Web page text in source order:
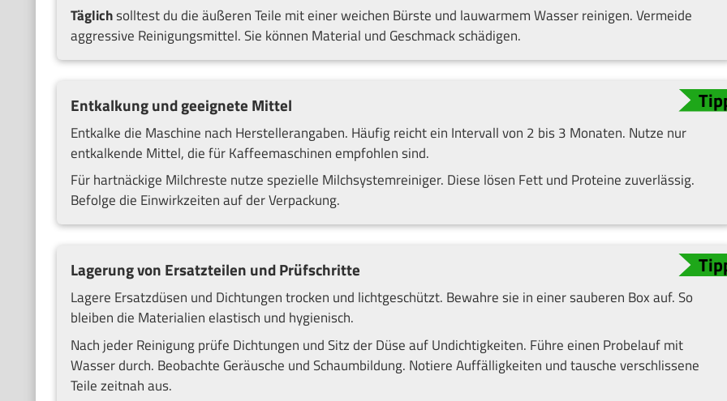
Täglichsolltest du die äußeren Teile mit einer weichen Bürste und lauwarmem Wasser reinigen. Vermeide
aggressive Reinigungsmittel. Sie können Material und Geschmack schädigen.
Entkalkung und geeignete Mittel
Entkalke die Maschine nach Herstellerangaben. Häufig reicht ein Intervall von 2 bis 3 Monaten. Nutze nur
entkalkende Mittel, die für Kaffeemaschinen empfohlen sind.
Für hartnäckige Milchreste nutze spezielle Milchsystemreiniger. Diese lösen Fett und Proteine zuverlässig.
Befolge die Einwirkzeiten auf der Verpackung.
Lagerung von Ersatzteilen und Prüfschritte
Lagere Ersatzdüsen und Dichtungen trocken und lichtgeschützt. Bewahre sie in einer sauberen Box auf. So
bleiben die Materialien elastisch und hygienisch.
Nach jeder Reinigung prüfe Dichtungen und Sitz der Düse auf Undichtigkeiten. Führe einen Probelauf mit
Wasser durch. Beobachte Geräusche und Schaumbildung. Notiere Auffälligkeiten und tausche verschlissene
Teile zeitnah aus.